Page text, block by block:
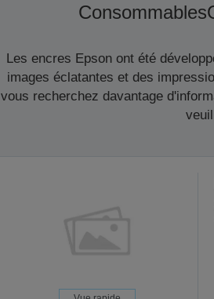
Consommables
Les encres Epson ont été
images éclatantes et des
vous recherchez davantage